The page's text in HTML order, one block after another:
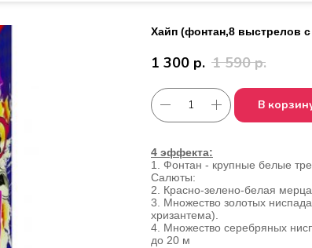
Хайп (фонтан,8 выстрелов
1 300 р. 1 590 р.
В
4 эффекта:
1. Фонтан - крупные белые
Салюты:
2. Красно-зелено-белая
3. Множество золотых
хризантема).
4. Множество серебряных
до 20 м